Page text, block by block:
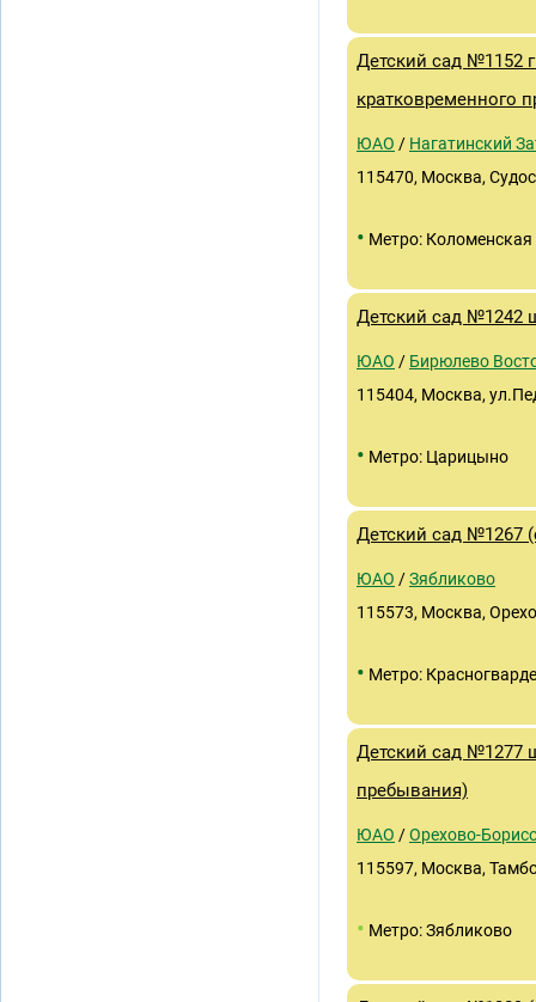
Детский сад №1152
кратковременного
ЮАО / Нагатинский
115470, Москва,
• Метро: Коломенская
Детский сад №1242
ЮАО / Бирюлево
115404, Москва,
• Метро: Царицыно
Детский сад №1267
ЮАО /Зябликово
115573, Москва,
• Метро:
Детский сад №1277
пребывания)
ЮАО /Орехово-
115597, Москва,
• Метро: Зябликово